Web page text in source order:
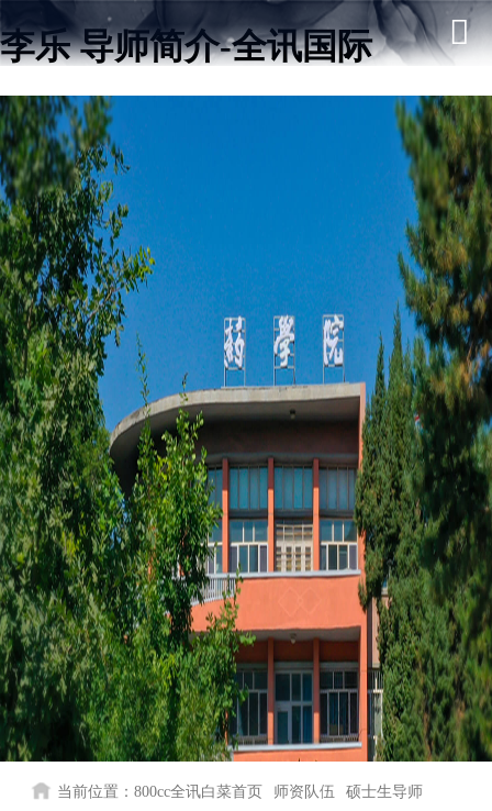
李乐 导师简介-全讯国际
当前位置：800cc全讯白菜首页 师资队伍 硕士生导师